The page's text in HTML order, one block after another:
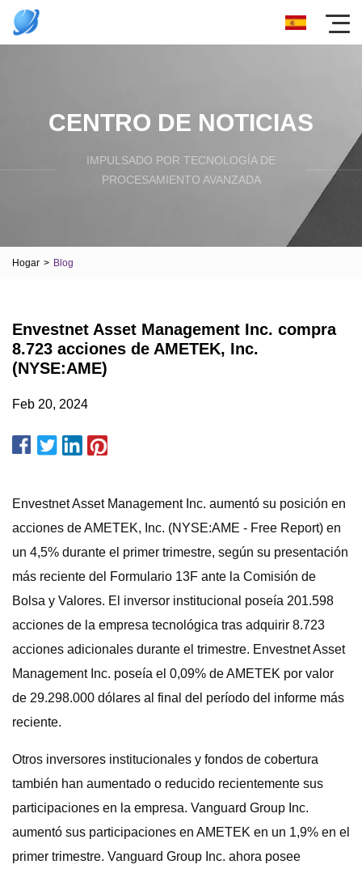
CENTRO DE NOTICIAS
IMPULSADO POR TECNOLOGÍA DE
PROCESAMIENTO AVANZADA
Hogar > Blog
Envestnet Asset Management Inc. compra
8.723 acciones de AMETEK, Inc.
(NYSE:AME)
Feb 20, 2024
Envestnet Asset Management Inc. aumentó su posición en
acciones de AMETEK, Inc. (NYSE:AME - Free Report) en
un 4,5% durante el primer trimestre, según su presentación
más reciente del Formulario 13F ante la Comisión de
Bolsa y Valores. El inversor institucional poseía 201.598
acciones de la empresa tecnológica tras adquirir 8.723
acciones adicionales durante el trimestre. Envestnet Asset
Management Inc. poseía el 0,09% de AMETEK por valor
de 29.298.000 dólares al final del período del informe más
reciente.
Otros inversores institucionales y fondos de cobertura
también han aumentado o reducido recientemente sus
participaciones en la empresa. Vanguard Group Inc.
aumentó sus participaciones en AMETEK en un 1,9% en el
primer trimestre. Vanguard Group Inc. ahora posee